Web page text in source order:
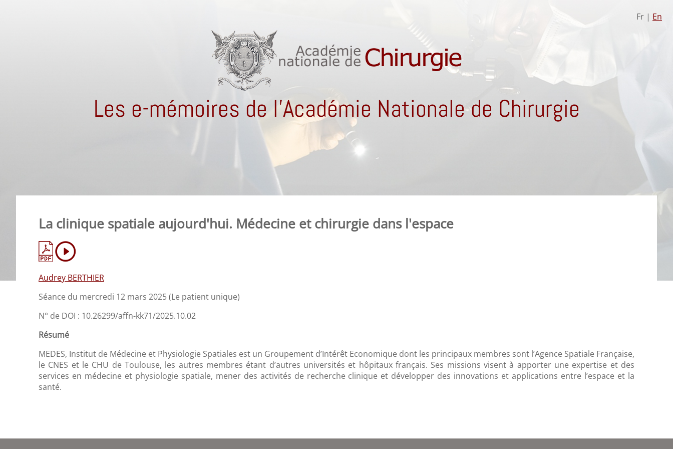
Fr | En
Les e-mémoires de l'Académie Nationale de Chirurgie
La clinique spatiale aujourd'hui. Médecine et chirurgie dans l'espace
Audrey BERTHIER
Séance du mercredi 12 mars 2025 (Le patient unique)
N° de DOI : 10.26299/affn-kk71/2025.10.02
Résumé
MEDES, Institut de Médecine et Physiologie Spatiales est un Groupement d’Intérêt Economique dont les principaux membres sont l’Agence Spatiale Française,
le CNES et le CHU de Toulouse, les autres membres étant d’autres universités et hôpitaux français. Ses missions visent à apporter une expertise et des
services en médecine et physiologie spatiale, mener des activités de recherche clinique et développer des innovations et applications entre l’espace et la
santé.